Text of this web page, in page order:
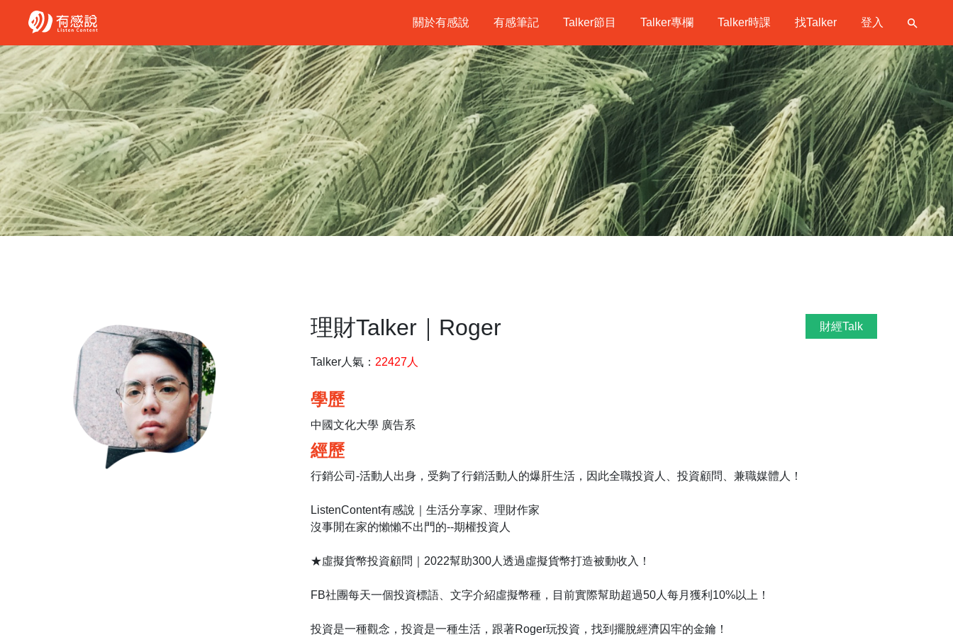
關於有感說 有感筆記 Talker節目 Talker專欄 Talker時課 找Talker 登入
理財Talker｜Roger 財經Talk
Talker人氣： 22427人
學歷
中國文化大學 廣告系
經歷
行銷公司-活動人出身，受夠了行銷活動人的爆肝生活，因此全職投資人、投資顧問、兼職媒體人！
ListenContent有感說｜生活分享家、理財作家
沒事閒在家的懶懶不出門的--期權投資人
★虛擬貨幣投資顧問｜2022幫助300人透過虛擬貨幣打造被動收入！
FB社團每天一個投資標語、文字介紹虛擬幣種，目前實際幫助超過50人每月獲利10%以上！
投資是一種觀念，投資是一種生活，跟著Roger玩投資，找到擺脫經濟囚牢的金鑰！